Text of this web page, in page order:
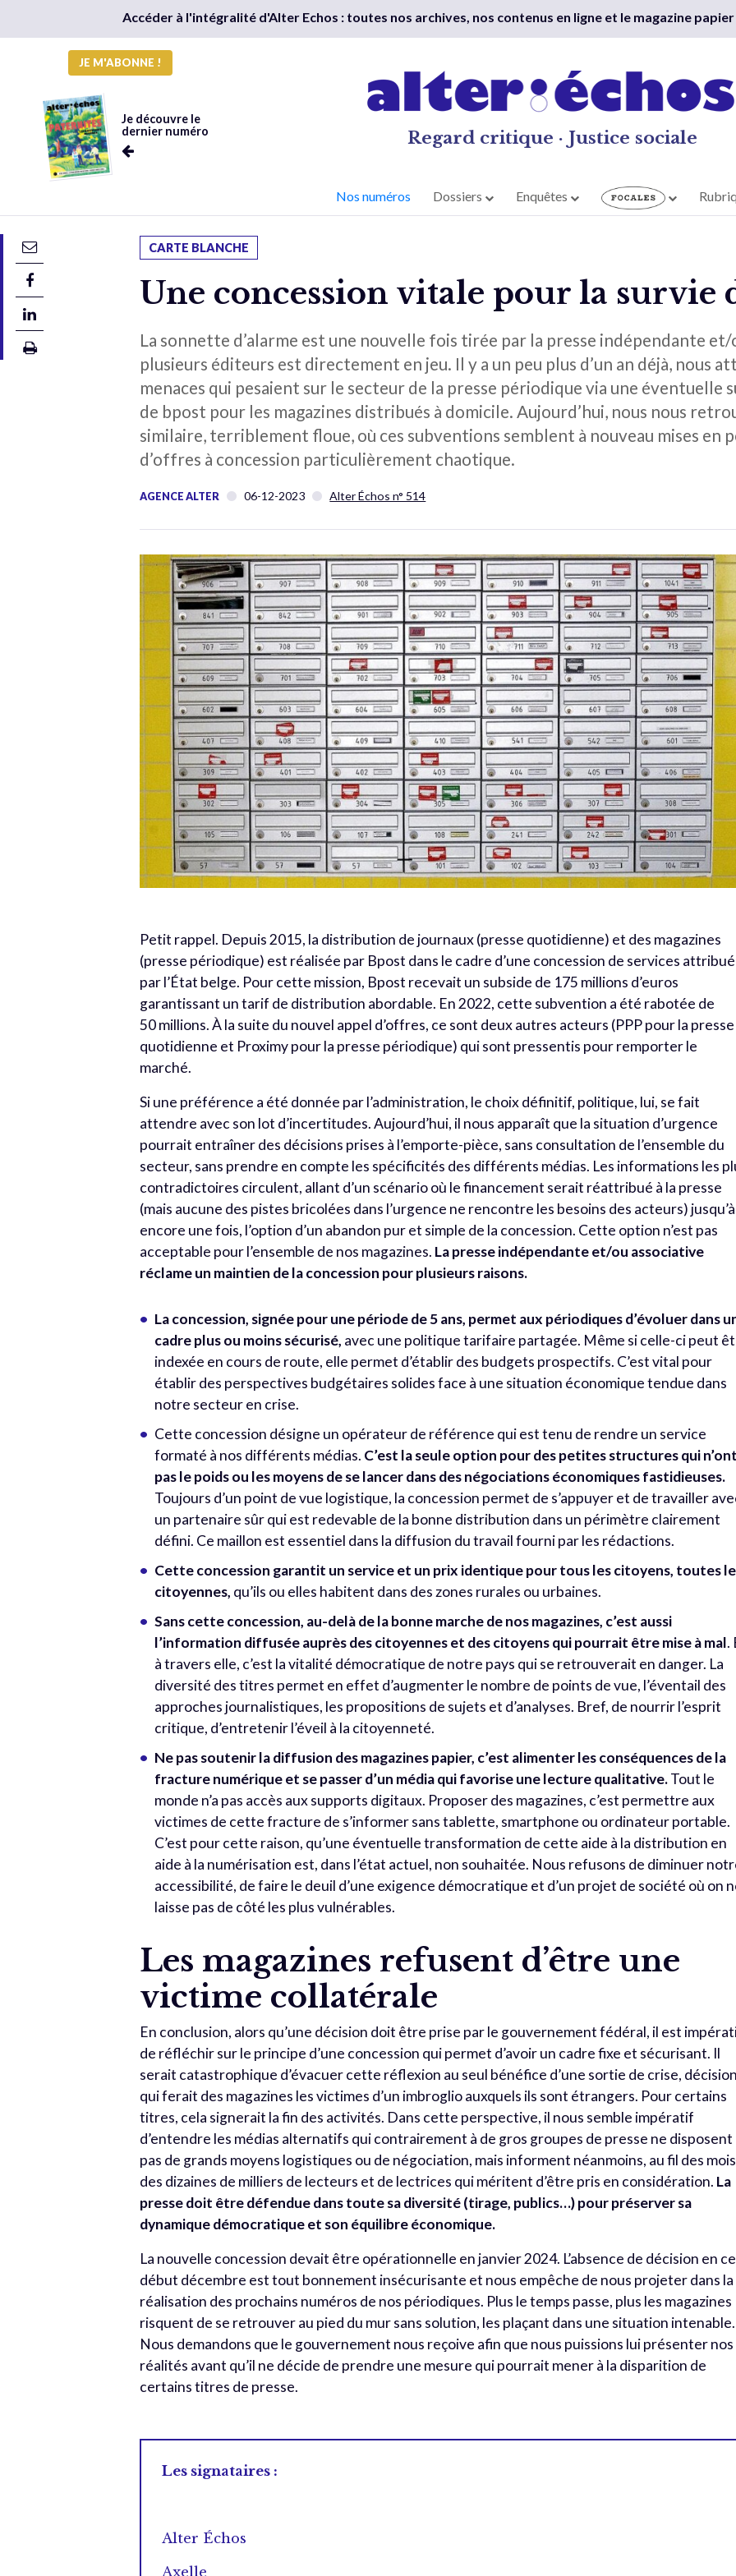
Accéder à l'intégralité d'Alter Echos : toutes nos archives, nos contenus en ligne et le magazine
JE M'ABONNE !
Je découvre le
dernier numéro
Regard critique · Justice sociale
Nos numéros Dossiers Enquêtes
CARTE BLANCHE
Une concession vitale pour la survie
La sonnette d’alarme est une nouvelle fois tirée par la presse indépendante et/
plusieurs éditeurs est directement en jeu. Il y a un peu plus d’un an déjà, nous
menaces qui pesaient sur le secteur de la presse périodique via une éventuelle
de bpost pour les magazines distribués à domicile. Aujourd’hui, nous nous
similaire, terriblement floue, où ces subventions semblent à nouveau mises en
d’offres à concession particulièrement chaotique.
AGENCE ALTER 06-12-2023 Alter Échos n° 514
Petit rappel. Depuis 2015, la distribution de journaux (presse quotidienne) et des magazines
(presse périodique) est réalisée par Bpost dans le cadre d’une concession de services
par l’État belge. Pour cette mission, Bpost recevait un subside de 175 millions d’euros
garantissant un tarif de distribution abordable. En 2022, cette subvention a été rabotée de
50 millions. À la suite du nouvel appel d’offres, ce sont deux autres acteurs (PPP pour la presse
quotidienne et Proximy pour la presse périodique) qui sont pressentis pour remporter le
marché.
Si une préférence a été donnée par l’administration, le choix définitif, politique, lui, se fait
attendre avec son lot d’incertitudes. Aujourd’hui, il nous apparaît que la situation d’urgence
pourrait entraîner des décisions prises à l’emporte-pièce, sans consultation de l’ensemble du
secteur, sans prendre en compte les spécificités des différents médias. Les informations les
contradictoires circulent, allant d’un scénario où le financement serait réattribué à la presse
(mais aucune des pistes bricolées dans l’urgence ne rencontre les besoins des acteurs)
encore une fois, l’option d’un abandon pur et simple de la concession. Cette option n’est pas
acceptable pour l’ensemble de nos magazines. La presse indépendante et/ou associative
réclame un maintien de la concession pour plusieurs raisons.
La concession, signée pour une période de 5 ans, permet aux périodiques d’évoluer dans
cadre plus ou moins sécurisé, avec une politique tarifaire partagée. Même si celle-ci peut
indexée en cours de route, elle permet d’établir des budgets prospectifs. C’est vital pour
établir des perspectives budgétaires solides face à une situation économique tendue dans
notre secteur en crise.
Cette concession désigne un opérateur de référence qui est tenu de rendre un service
formaté à nos différents médias. C’est la seule option pour des petites structures qui
pas le poids ou les moyens de se lancer dans des négociations économiques fastidieuses.
Toujours d’un point de vue logistique, la concession permet de s’appuyer et de travailler
un partenaire sûr qui est redevable de la bonne distribution dans un périmètre clairement
défini. Ce maillon est essentiel dans la diffusion du travail fourni par les rédactions.
Cette concession garantit un service et un prix identique pour tous les citoyens, toutes
citoyennes, qu’ils ou elles habitent dans des zones rurales ou urbaines.
Sans cette concession, au-delà de la bonne marche de nos magazines, c’est aussi
l’information diffusée auprès des citoyennes et des citoyens qui pourrait être mise à mal.
à travers elle, c’est la vitalité démocratique de notre pays qui se retrouverait en danger. La
diversité des titres permet en effet d’augmenter le nombre de points de vue, l’éventail des
approches journalistiques, les propositions de sujets et d’analyses. Bref, de nourrir l’esprit
critique, d’entretenir l’éveil à la citoyenneté.
Ne pas soutenir la diffusion des magazines papier, c’est alimenter les conséquences de la
fracture numérique et se passer d’un média qui favorise une lecture qualitative.Tout le
monde n’a pas accès aux supports digitaux. Proposer des magazines, c’est permettre aux
victimes de cette fracture de s’informer sans tablette, smartphone ou ordinateur portable.
C’est pour cette raison, qu’une éventuelle transformation de cette aide à la distribution en
aide à la numérisation est, dans l’état actuel, non souhaitée. Nous refusons de diminuer
accessibilité, de faire le deuil d’une exigence démocratique et d’un projet de société où on
laisse pas de côté les plus vulnérables.
Les magazines refusent d’être une
victime collatérale
En conclusion, alors qu’une décision doit être prise par le gouvernement fédéral, il est
de réfléchir sur le principe d’une concession qui permet d’avoir un cadre fixe et sécurisant. Il
serait catastrophique d’évacuer cette réflexion au seul bénéfice d’une sortie de crise,
qui ferait des magazines les victimes d’un imbroglio auxquels ils sont étrangers. Pour certains
titres, cela signerait la fin des activités. Dans cette perspective, il nous semble impératif
d’entendre les médias alternatifs qui contrairement à de gros groupes de presse ne disposent
pas de grands moyens logistiques ou de négociation, mais informent néanmoins, au fil des
des dizaines de milliers de lecteurs et de lectrices qui méritent d’être pris en considération. La
presse doit être défendue dans toute sa diversité (tirage, publics…) pour préserver sa
dynamique démocratique et son équilibre économique.
La nouvelle concession devait être opérationnelle en janvier 2024. L’absence de décision en ce
début décembre est tout bonnement insécurisante et nous empêche de nous projeter dans la
réalisation des prochains numéros de nos périodiques. Plus le temps passe, plus les magazines
risquent de se retrouver au pied du mur sans solution, les plaçant dans une situation intenable.
Nous demandons que le gouvernement nous reçoive afin que nous puissions lui présenter nos
réalités avant qu’il ne décide de prendre une mesure qui pourrait mener à la disparition de
certains titres de presse.
Les signataires :
Alter Échos
Axelle